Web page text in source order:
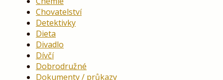
Chovatelství
Detektivky
Dieta
Divadlo
Dívčí
Dobrodružné
Dokumenty / průkazy